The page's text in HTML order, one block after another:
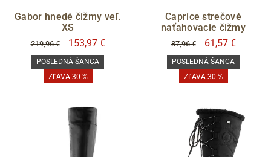
POSLEDNÍ ŠANCE
áno
VELIKOST LÝTKA
Gabor hnedé čižmy veľ.
XS
219,96 € 153,97 €
POSLEDNÁ ŠANCA
ZĽAVA 30 %
Caprice strečové
naťahovacie čižmy
87,96 € 61,57 €
POSLEDNÁ ŠANCA
ZĽAVA 30 %